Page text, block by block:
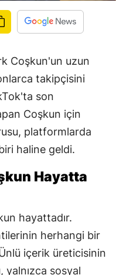
Coşkun'un uzun
takipçisini
son
Coşkun için
platformlarda
haline geldi.
Hayatta
hayattadır.
herhangi bir
içerik üreticisinin
yalnızca sosyal